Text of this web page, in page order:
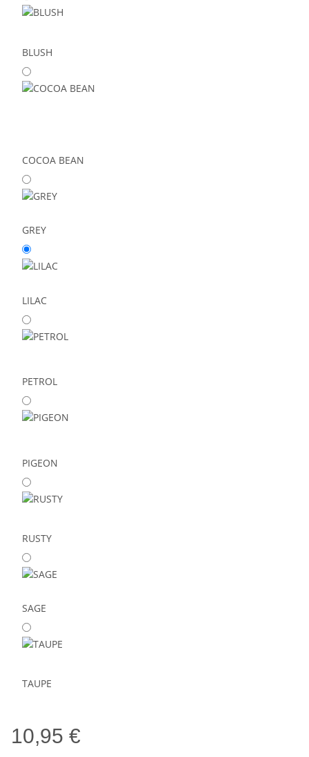
BLUSH
COCOA BEAN
GREY
LILAC
PETROL
PIGEON
RUSTY
SAGE
TAUPE
10,95 €